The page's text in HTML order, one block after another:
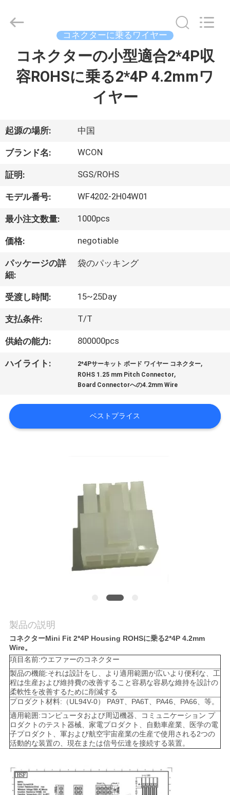
ダ
ク
ト
私
に
つ
い
て
工
場
行
絡
し
な
さ
い
引
用
を
WCON
Reserved.
コネクターに乗るワイヤー
コネクターの小型適合2*4P収
容ROHSに乗る2*4P 4.2mmワ
イヤー
起源の場所: 中国
ブランド名: WCON
証明: SGS/ROHS
モデル番号: WF4202-2H04W01
最小注文数量: 1000pcs
価格: negotiable
パッケージの詳
細:
袋のパッキング
受渡し時間: 15~25Day
支払条件: T/T
供給の能力: 800000pcs
ハイライト: 2*4Pサーキット ボード ワイヤー コネクター,
ROHS 1.25 mm Pitch Connector,
Board Connectorへの4.2mm Wire
ベストプライス
製品の説明
コネクターMini Fit 2*4P Housing ROHSに乗る2*4P 4.2mm
Wire。
項目名前:ウエファーのコネクター
製品の機能:それは設計をし、より適用範囲が広いより便利な、工
程は生産および維持費の改善すること容易な容易な維持を設計の
柔軟性を改善するために削減する
プロダクト材料:（UL94V-0） PA9T、PA6T、PA46、PA66、等。
適用範囲:コンピュータおよび周辺機器、コミュニケーション プ
ロダクトのテスト器械、家電プロダクト、自動車産業、医学の電
子プロダクト、軍および航空宇宙産業の生産で使用される2つの
活動的な装置の、現在または信号伝達を接続する装置。